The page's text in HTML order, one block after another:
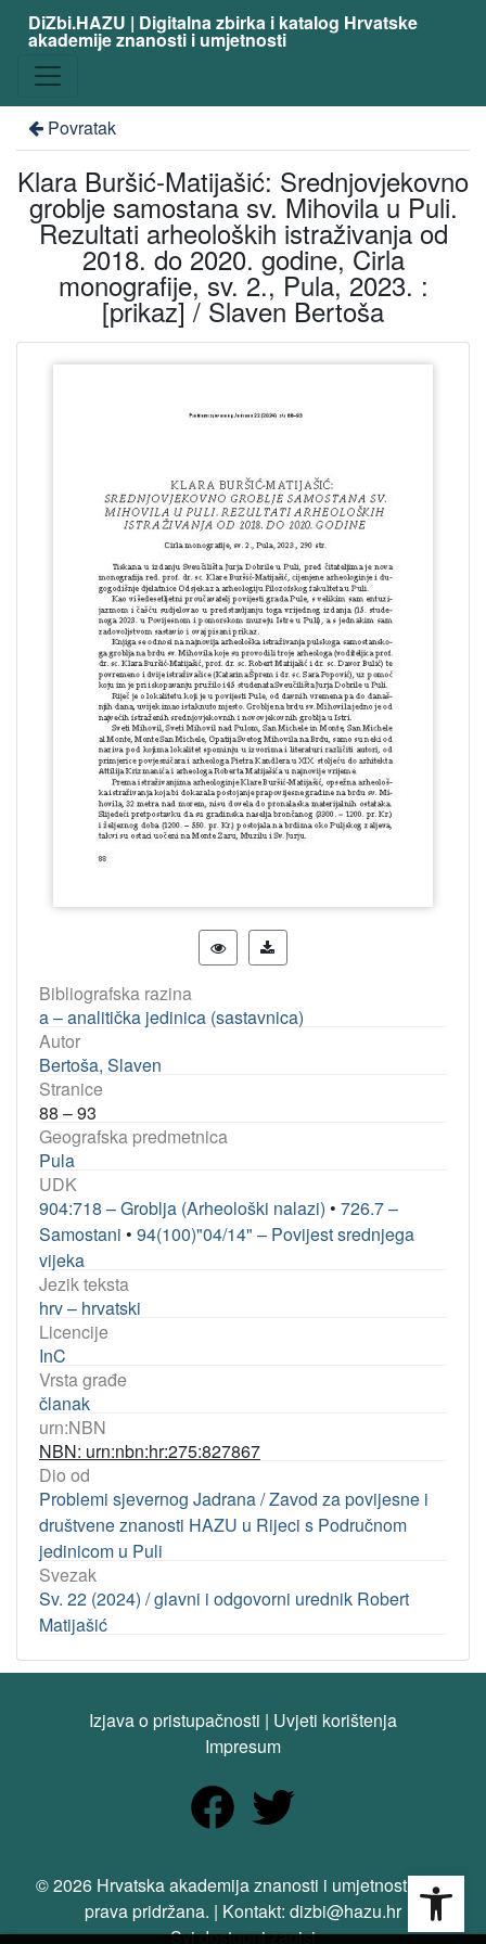
DiZbi.HAZU | Digitalna zbirka i katalog Hrvatske
akademije znanosti i umjetnosti
Povratak
Klara Buršić-Matijašić: Srednjovjekovno
groblje samostana sv. Mihovila u Puli.
Rezultati arheoloških istraživanja od
2018. do 2020. godine, Cirla
monografije, sv. 2., Pula, 2023. :
[prikaz] / Slaven Bertoša
Bibliografska razina
a – analitička jedinica (sastavnica)
Autor
Bertoša, Slaven
Stranice
88 – 93
Geografska predmetnica
Pula
UDK
904:718 – Groblja (Arheološki nalazi) • 726.7 –
Samostani • 94(100)"04/14" – Povijest srednjega
vijeka
Jezik teksta
hrv – hrvatski
Licencije
InC
Vrsta građe
članak
urn:NBN
NBN: urn:nbn:hr:275:827867
Dio od
Problemi sjevernog Jadrana / Zavod za povijesne i
društvene znanosti HAZU u Rijeci s Područnom
jedinicom u Puli
Svezak
Sv. 22 (2024) / glavni i odgovorni urednik Robert
Matijašić
Izjava o pristupačnosti | Uvjeti korištenja
Impresum
© 2026 Hrvatska akademija znanosti i umjetnosti. Sva
prava pridržana. | Kontakt: dizbi@hazu.hr
Svi dostupni zapisi